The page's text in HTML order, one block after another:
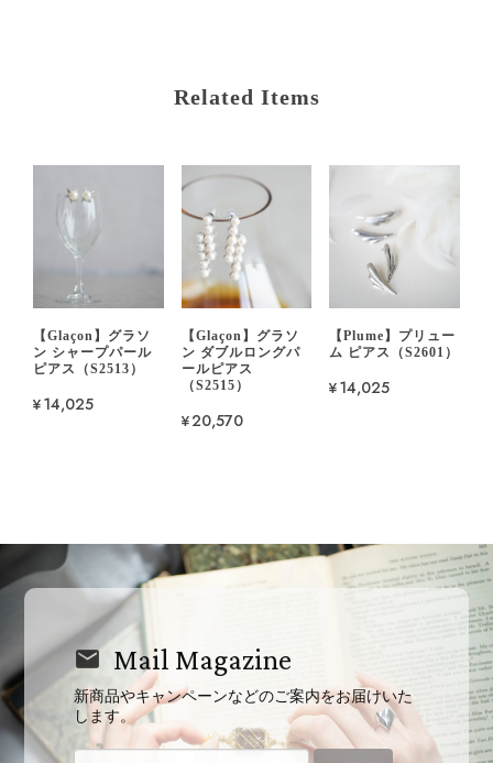
Related Items
【Glaçon】グラソ
ン シャープパール
ピアス（S2513）
¥14,025
【Glaçon】グラソ
ン ダブルロングパ
ールピアス
（S2515）
¥20,570
【Plume】プリュー
ム ピアス（S2601）
¥14,025
Mail Magazine
新商品やキャンペーンなどのご案内をお届けいた
します。